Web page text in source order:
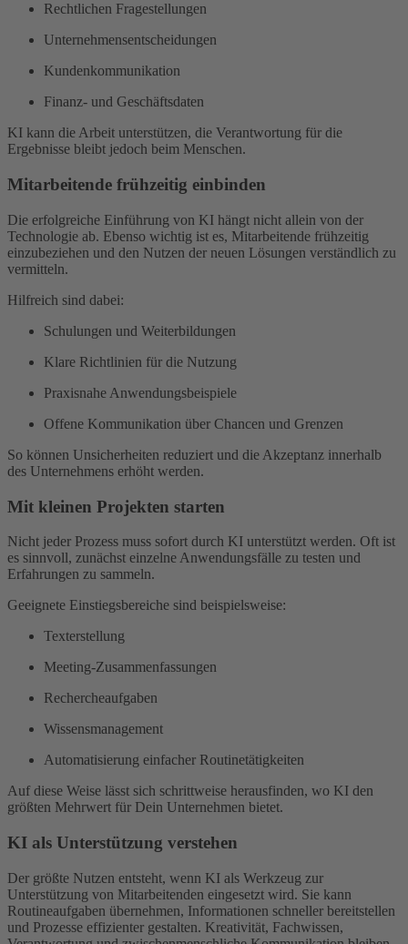
Rechtlichen Fragestellungen
Unternehmensentscheidungen
Kundenkommunikation
Finanz- und Geschäftsdaten
KI kann die Arbeit unterstützen, die Verantwortung für die
Ergebnisse bleibt jedoch beim Menschen.
Mitarbeitende frühzeitig einbinden
Die erfolgreiche Einführung von KI hängt nicht allein von der
Technologie ab. Ebenso wichtig ist es, Mitarbeitende frühzeitig
einzubeziehen und den Nutzen der neuen Lösungen verständlich zu
vermitteln.
Hilfreich sind dabei:
Schulungen und Weiterbildungen
Klare Richtlinien für die Nutzung
Praxisnahe Anwendungsbeispiele
Offene Kommunikation über Chancen und Grenzen
So können Unsicherheiten reduziert und die Akzeptanz innerhalb
des Unternehmens erhöht werden.
Mit kleinen Projekten starten
Nicht jeder Prozess muss sofort durch KI unterstützt werden. Oft ist
es sinnvoll, zunächst einzelne Anwendungsfälle zu testen und
Erfahrungen zu sammeln.
Geeignete Einstiegsbereiche sind beispielsweise:
Texterstellung
Meeting-Zusammenfassungen
Rechercheaufgaben
Wissensmanagement
Automatisierung einfacher Routinetätigkeiten
Auf diese Weise lässt sich schrittweise herausfinden, wo KI den
größten Mehrwert für Dein Unternehmen bietet.
KI als Unterstützung verstehen
Der größte Nutzen entsteht, wenn KI als Werkzeug zur
Unterstützung von Mitarbeitenden eingesetzt wird. Sie kann
Routineaufgaben übernehmen, Informationen schneller bereitstellen
und Prozesse effizienter gestalten. Kreativität, Fachwissen,